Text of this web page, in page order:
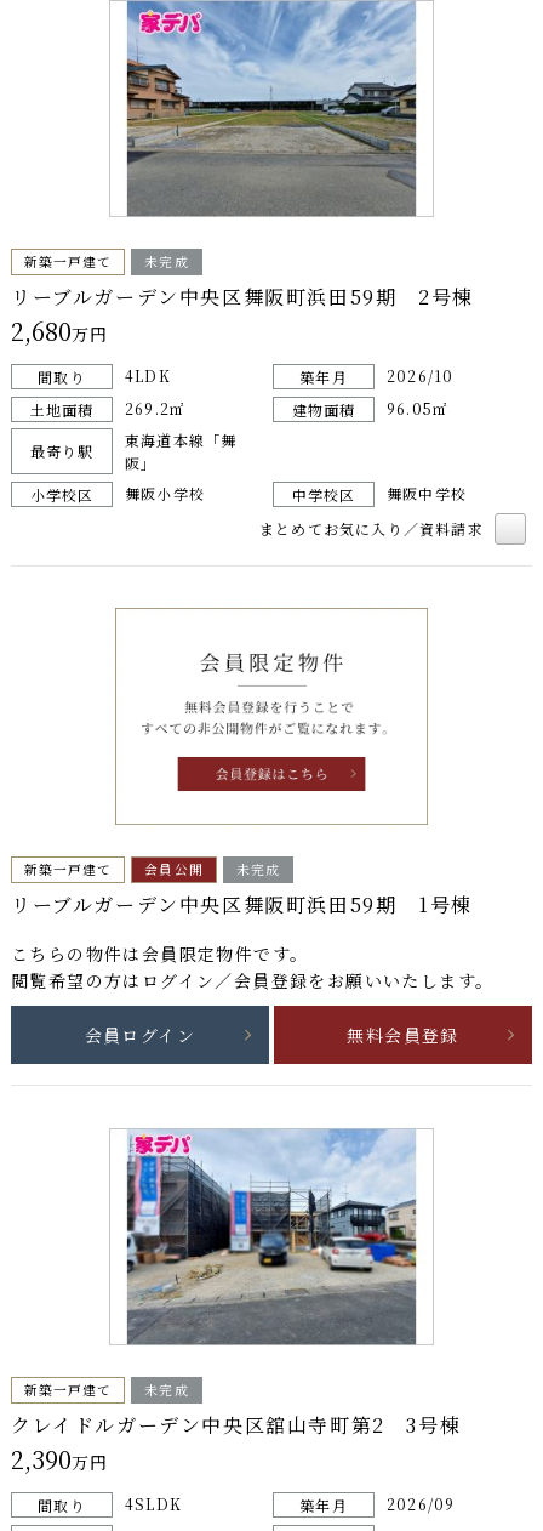
新築一戸建て 未完成
リーブルガーデン中央区舞阪町浜田59期 2号棟
2,680万円
間取り 4LDK 築年月
2026/10
土地面積
269.2㎡ 建物面積 96.05㎡
最寄り駅
東海道本線「舞
阪」
小学校区
舞阪小学校 中学校区
舞阪中学校
まとめてお気に入り／資料請求
新築一戸建て 会員公開 未完成
リーブルガーデン中央区舞阪町浜田59期 1号棟
こちらの物件は 会員限定物件です。
閲覧希望の方はログイン／会員登録をお願いいたします。
会員ログイン 無料会員登録
新築一戸建て 未完成
クレイドルガーデン中央区舘山寺町第2 3号棟
2,390万円
間取り 4SLDK 築年月
2026/09